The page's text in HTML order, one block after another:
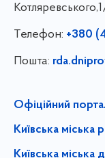
Телефон: +380
Пошта:
Офіційний
Київська міська
Київська міська